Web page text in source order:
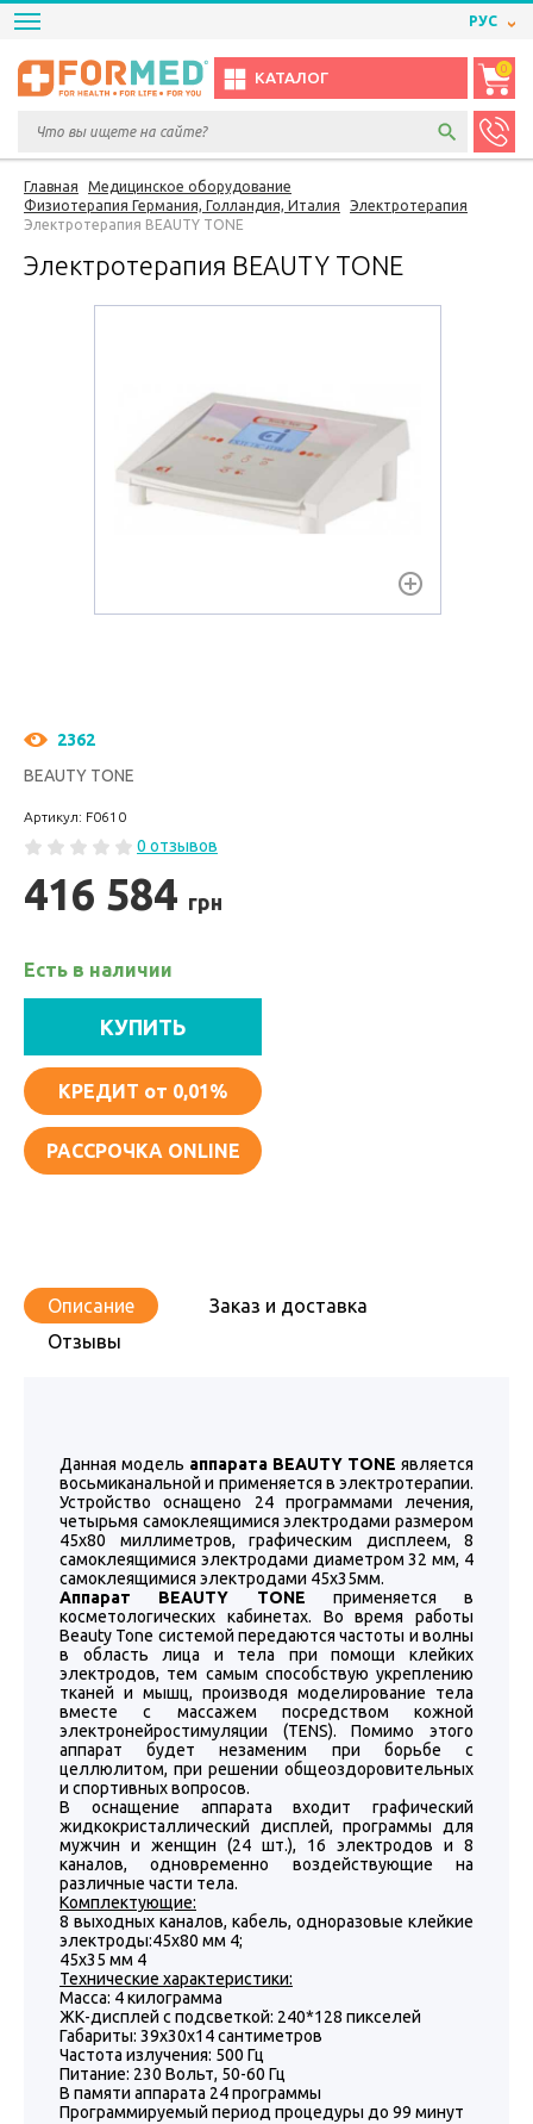
РУС
КАТАЛОГ
0
Главная
Медицинское оборудование
Физиотерапия Германия, Голландия, Италия
Электротерапия
Электротерапия BEAUTY TONE
Электротерапия BEAUTY TONE
2362
BEAUTY TONE
Артикул: F0610
0 отзывов
416 584 грн
Есть в наличии
КУПИТЬ
КРЕДИТ от 0,01%
РАССРОЧКА ONLINE
Описание
Заказ и доставка
Отзывы
Данная модель аппарата BEAUTY TONE является
восьмиканальной и применяется в электротерапии.
Устройство оснащено 24 программами лечения,
четырьмя самоклеящимися электродами размером
45х80 миллиметров, графическим дисплеем, 8
самоклеящимися электродами диаметром 32 мм, 4
самоклеящимися электродами 45х35мм.
Аппарат BEAUTY TONE применяется в
косметологических кабинетах. Во время работы
Beauty Tone системой передаются частоты и волны
в область лица и тела при помощи клейких
электродов, тем самым способствую укреплению
тканей и мышц, производя моделирование тела
вместе с массажем посредством кожной
электронейростимуляции (TENS). Помимо этого
аппарат будет незаменим при борьбе с
целлюлитом, при решении общеоздоровительных
и спортивных вопросов.
В оснащение аппарата входит графический
жидкокристаллический дисплей, программы для
мужчин и женщин (24 шт.), 16 электродов и 8
каналов, одновременно воздействующие на
различные части тела.
Комплектующие:
8 выходных каналов, кабель, одноразовые клейкие
электроды:45x80 мм 4;
45x35 мм 4
Технические характеристики:
Масса: 4 килограмма
ЖК-дисплей с подсветкой: 240*128 пикселей
Габариты: 39х30х14 сантиметров
Частота излучения: 500 Гц
Питание: 230 Вольт, 50-60 Гц
В памяти аппарата 24 программы
Программируемый период процедуры до 99 минут